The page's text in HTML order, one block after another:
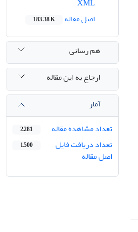
اصل مقاله
183.38 K
هم رسانی
ارجاع به این مقاله
آمار
تعداد مشاهده مقاله
2,281
تعداد دریافت فایل
اصل مقاله
1,500